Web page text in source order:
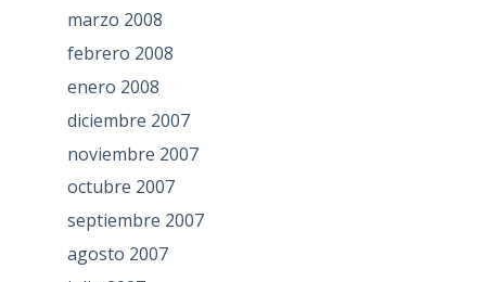
marzo 2008
febrero 2008
enero 2008
diciembre 2007
noviembre 2007
octubre 2007
septiembre 2007
agosto 2007